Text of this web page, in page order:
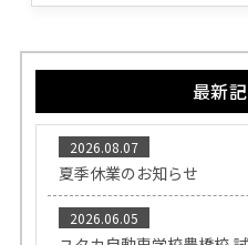
最新
2026.08.07
夏季休業のお知らせ
2026.06.05